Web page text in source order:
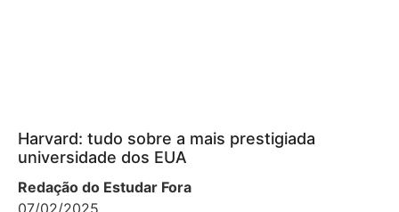
Harvard: tudo sobre a mais prestigiada
universidade dos EUA
Redação do Estudar Fora
07/02/2025